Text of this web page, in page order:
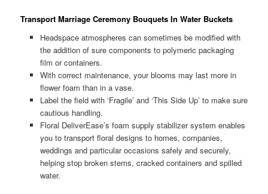
Transport Marriage Ceremony Bouquets In Water Buckets
Headspace atmospheres can sometimes be modified with
the addition of sure components to polymeric packaging
film or containers.
With correct maintenance, your blooms may last more in
flower foam than in a vase.
Label the field with ‘Fragile’ and ‘This Side Up’ to make sure
cautious handling.
Floral DeliverEase’s foam supply stabilizer system enables
you to transport floral designs to homes, companies,
weddings and particular occasions safely and securely,
helping stop broken stems, cracked containers and spilled
water.